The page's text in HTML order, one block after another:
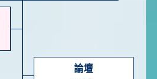
論壇